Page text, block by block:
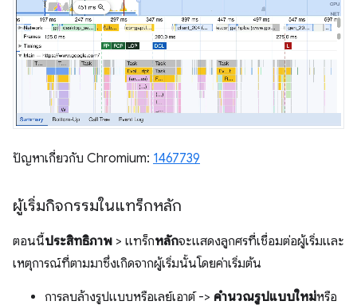
ปัญหาเกี่ยวกับ Chromium: 1467739
ผู้เริ่มกิจกรรมในแทร็กหลัก
ตอนนี้ประสิทธิภาพ > แทร็กหลักจะแสดงลูกศรที่เชื่อมต่อผู้เริ่มและ
เหตุการณ์ที่ตามมาซึ่งเกิดจากผู้เริ่มนั้นโดยค่าเริ่มต้น
การลบล้างรูปแบบหรือเลย์เอาต์ -> คำนวณรูปแบบใหม่หรือ